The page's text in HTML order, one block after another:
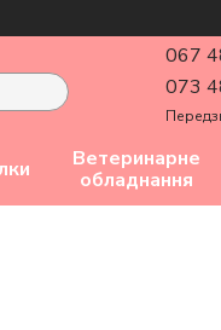
067
073
Ветеринарне
обладнання